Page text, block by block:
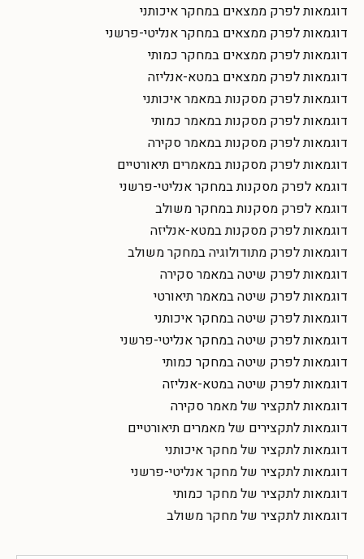
דוגמאות לפרק ממצאים במחקר איכותני
דוגמאות לפרק ממצאים במחקר אנליטי-פרשני
דוגמאות לפרק ממצאים במחקר כמותי
דוגמאות לפרק ממצאים במטא-אנליזה
דוגמאות לפרק מסקנות במאמר איכותני
דוגמאות לפרק מסקנות במאמר כמותי
דוגמאות לפרק מסקנות במאמר סקירה
דוגמאות לפרק מסקנות במאמרים תיאורטיים
דוגמא לפרק מסקנות במחקר אנליטי-פרשני
דוגמא לפרק מסקנות במחקר משולב
דוגמאות לפרק מסקנות במטא-אנליזה
דוגמאות לפרק מתודולוגיה במחקר משולב
דוגמאות לפרק שיטה במאמר סקירה
דוגמאות לפרק שיטה במאמר תיאורטי
דוגמאות לפרק שיטה במחקר איכותני
דוגמאות לפרק שיטה במחקר אנליטי-פרשני
דוגמאות לפרק שיטה במחקר כמותי
דוגמאות לפרק שיטה במטא-אנליזה
דוגמאות לתקציר של מאמר סקירה
דוגמאות לתקצירים של מאמרים תיאורטיים
דוגמאות לתקציר של מחקר איכותני
דוגמאות לתקציר של מחקר אנליטי-פרשני
דוגמאות לתקציר של מחקר כמותי
דוגמאות לתקציר של מחקר משולב